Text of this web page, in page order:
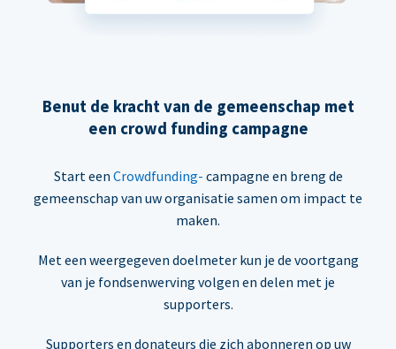
Benut de kracht van de gemeenschap met
een crowd funding campagne
Start een Crowdfunding- campagne en breng de
gemeenschap van uw organisatie samen om impact te
maken.
Met een weergegeven doelmeter kun je de voortgang
van je fondsenwerving volgen en delen met je
supporters.
Supporters en donateurs die zich abonneren op uw